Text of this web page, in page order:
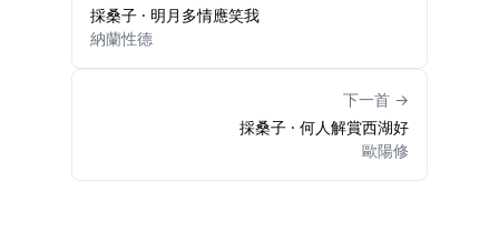
採桑子 · 明月多情應笑我
納蘭性德
下一首 →
採桑子 · 何人解賞西湖好
歐陽修